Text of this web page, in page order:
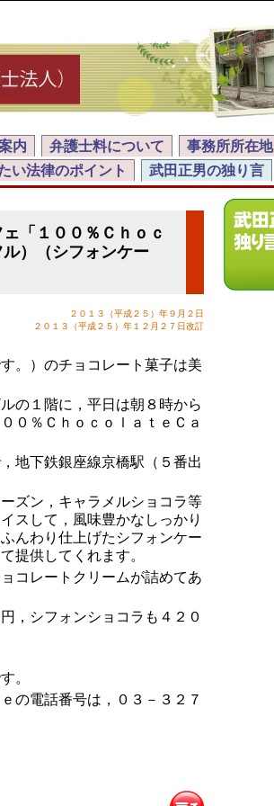
内 弁護士料について 事務所所在地
い法律のポイント 武田正男の独り言
「１００％Ｃｈｏｃ
）（シフォンケー
２０１３（平成２５）年９月２日
２０１３（平成２５）年１２月２７日改訂
。）のチョコレート菓子は美
の１階に，平日は朝８時から
０％ＣｈｏｃｏｌａｔｅＣａ
地下鉄銀座線京橋駅（５番出
ズン，キャラメルショコラ等
スして，風味豊かなしっかり
んわり仕上げたシフォンケー
提供してくれます。
コレートクリームが詰めてあ
，シフォンショコラも４２０
。
の電話番号は，０３－３２７